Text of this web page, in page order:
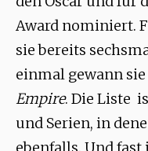
Award nominiert.
sie bereits
einmal gewann
Empire. Die Liste
und Serien, in
ebenfalls. Und